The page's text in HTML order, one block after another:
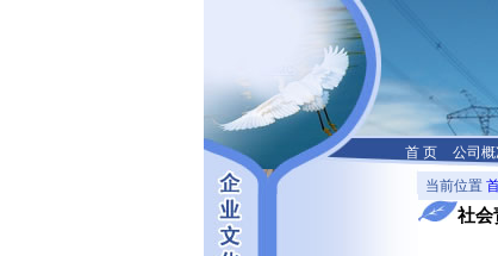
首 页 公司
当前位置
社会